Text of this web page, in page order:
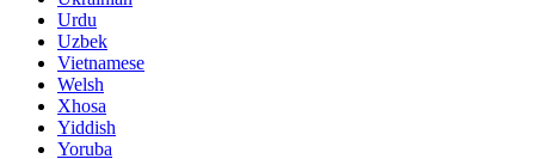
Urdu
Uzbek
Vietnamese
Welsh
Xhosa
Yiddish
Yoruba